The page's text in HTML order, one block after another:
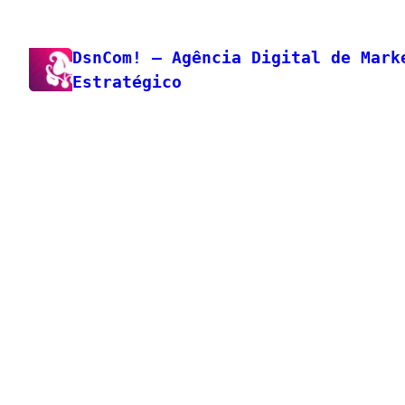
conteúdo
DsnCom! – Agência Digital de
Estratégico